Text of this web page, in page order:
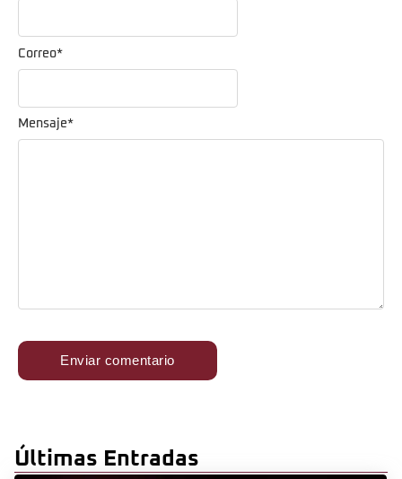
Mensaje*
Correo*
Últimas Entradas